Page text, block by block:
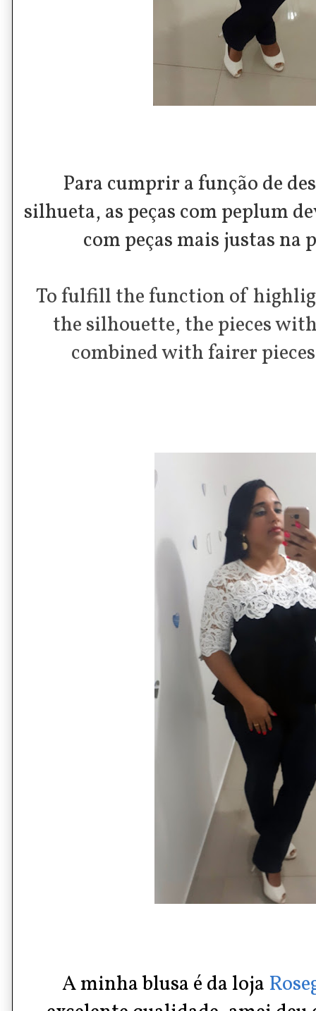
Para cumprir a função de
silhueta, as peças com peplum
com peças mais justas na
To fulfill the function of
the silhouette, the pieces
combined with fairer
A minha blusa é da loja